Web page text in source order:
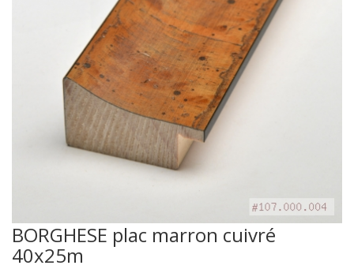
BORGHESE plac marron cuivré
40x25m